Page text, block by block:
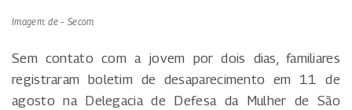
Imagem: de – Secom
Sem contato com a jovem por dois dias, familiares
registraram boletim de desaparecimento em 11 de
agosto na Delegacia de Defesa da Mulher de São